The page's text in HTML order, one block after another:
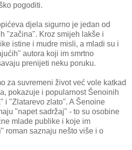
pogoditi.
djela sigurno je jedan od
"začina". Kroz smijeh lakše i
istine i mudre misli, a mladi su i
autora koji im smrtno
prenijeti neku poruku.
za suvremeni život već vole katkad
pokazuje i popularnost Šenoinih
i "Zlatarevo zlato". A Šenoine
"napet sadržaj" - to su osobine
mlade publike i koje im
roman saznaju nešto više i o